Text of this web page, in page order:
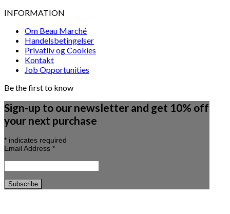
INFORMATION
Om Beau Marché
Handelsbetingelser
Privatliv og Cookies
Kontakt
Job Opportunities
Be the first to know
Sign-up to our newsletter and get 10% off
your next purchase
* indicates required
Email Address *